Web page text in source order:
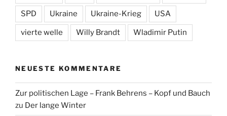
SPD Ukraine Ukraine-Krieg USA
vierte welle Willy Brandt Wladimir Putin
NEUESTE KOMMENTARE
Zur politischen Lage – Frank Behrens – Kopf und Bauch
zu Der lange Winter